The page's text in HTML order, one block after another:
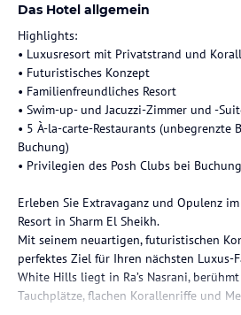
Das Hotel allgemein
Highlights:
• Luxusresort mit Privatstrand und
• Futuristisches Konzept
• Familienfreundliches Resort
• Swim-up- und Jacuzzi-Zimmer und -
• 5 À-la-carte-Restaurants (unbegrenzte
Buchung)
• Privilegien des Posh Clubs bei
Erleben Sie Extravaganz und Opulenz
Resort in Sharm El Sheikh.
Mit seinem neuartigen, futuristischen
perfektes Ziel für Ihren nächsten Luxus-
White Hills liegt in Ra’s Nasrani,
Tauchplätze, flachen Korallenriffe und